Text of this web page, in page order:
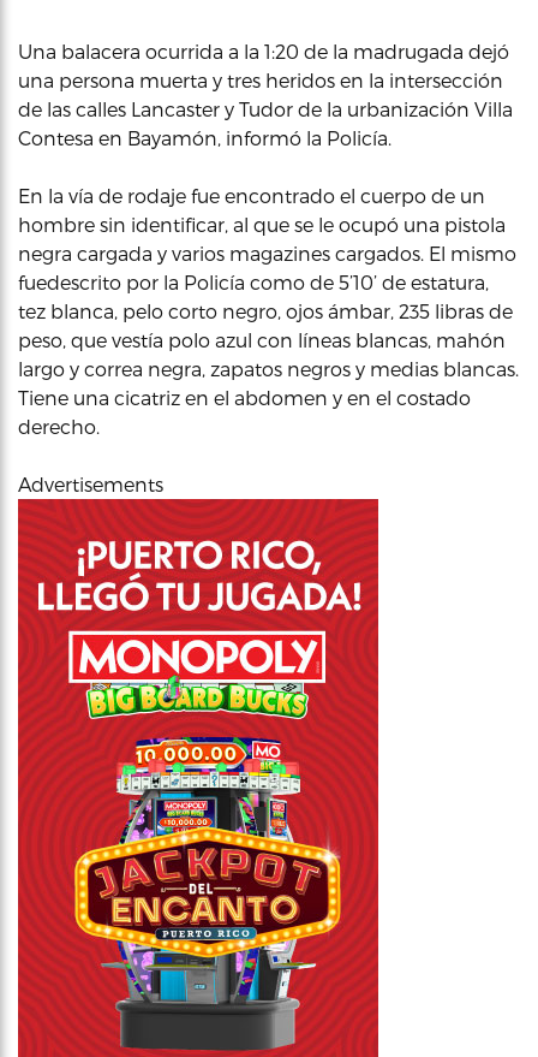
Una balacera ocurrida a la 1:20 de la madrugada dejó
una persona muerta y tres heridos en la intersección
de las calles Lancaster y Tudor de la urbanización Villa
Contesa en Bayamón, informó la Policía.
En la vía de rodaje fue encontrado el cuerpo de un
hombre sin identificar, al que se le ocupó una pistola
negra cargada y varios magazines cargados. El mismo
fuedescrito por la Policía como de 5’10’ de estatura,
tez blanca, pelo corto negro, ojos ámbar, 235 libras de
peso, que vestía polo azul con líneas blancas, mahón
largo y correa negra, zapatos negros y medias blancas.
Tiene una cicatriz en el abdomen y en el costado
derecho.
Advertisements